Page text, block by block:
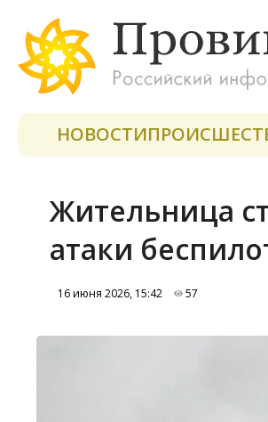
НОВОСТИ
Жительница
атаки
16 июня 2026, 15:42 57